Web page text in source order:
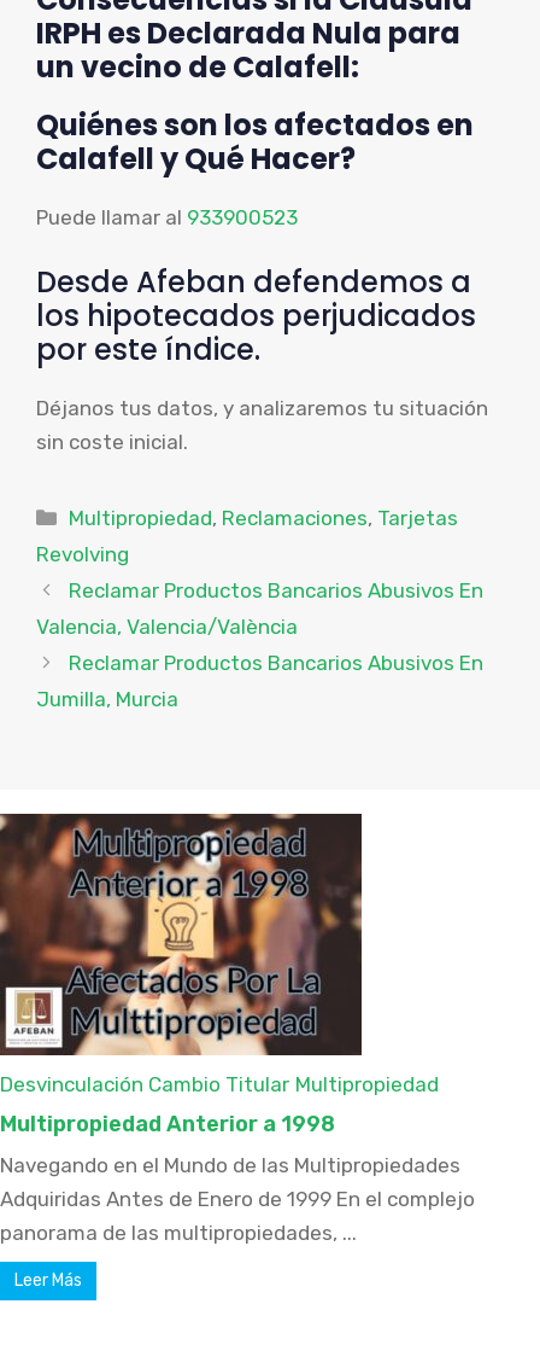
IRPH es Declarada Nula para
un vecino de Calafell:
Quiénes son los afectados en
Calafell y Qué Hacer?
Puede llamar al 933900523
Desde Afeban defendemos a
los hipotecados perjudicados
por este índice.
Déjanos tus datos, y analizaremos tu situación
sin coste inicial.
Categorías
Multipropiedad, Reclamaciones, Tarjetas
Revolving
Reclamar Productos Bancarios Abusivos En
Valencia, Valencia/València
Reclamar Productos Bancarios Abusivos En
Jumilla, Murcia
Desvinculación Cambio Titular Multipropiedad
Multipropiedad Anterior a 1998
Navegando en el Mundo de las Multipropiedades
Adquiridas Antes de Enero de 1999 En el complejo
panorama de las multipropiedades, ...
Leer Más